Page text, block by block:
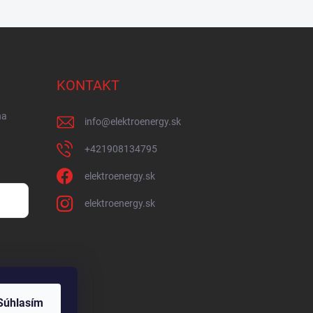
KONTAKT
info@elektroenergy.sk
+421908134795
elektroenergy.sk
elektroenergy.sk